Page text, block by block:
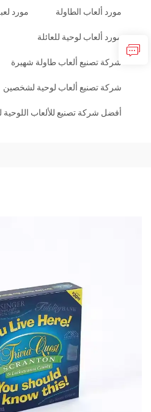
مورد ألعاب الطاولة مورد
مورد ألعاب لوحية للعائلة
شركة تصنيع ألعاب طاولة شهيرة
شركة تصنيع ألعاب لوحية لشخصين
أفضل شركة تصنيع للألعاب اللوحية